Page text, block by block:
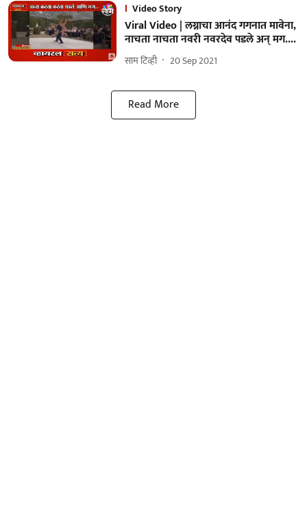
Video Story
Viral Video | लग्नाचा आनंद गगनात मावेना,
नाचता नाचता नवरी नवरदेव पडले अन् मग....
साम टिव्ही 20 Sep 2021
Read More